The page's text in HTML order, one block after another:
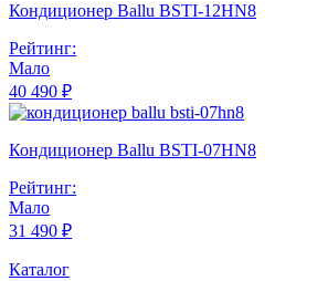
Кондиционер Ballu BSTI-12HN8
Рейтинг:
Мало
40 490 ₽
Кондиционер Ballu BSTI-07HN8
Рейтинг:
Мало
31 490 ₽
Каталог